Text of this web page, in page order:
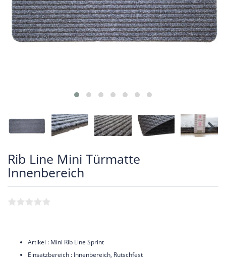
Rib Line Mini Türmatte
Innenbereich
Artikel : Mini Rib Line Sprint
Einsatzbereich : Innenbereich, Rutschfest